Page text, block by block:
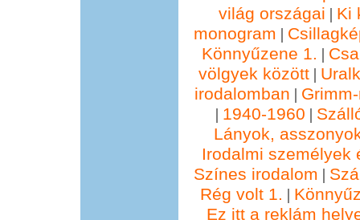
világ országai | Ki
monogram |
Könnyűzene 1. |
völgyek között |
irodalomban |
| 1940-1960 |
Lányok,
Irodalmi személyek
Színes irodalom |
Rég volt 1. |
Ez itt a reklám